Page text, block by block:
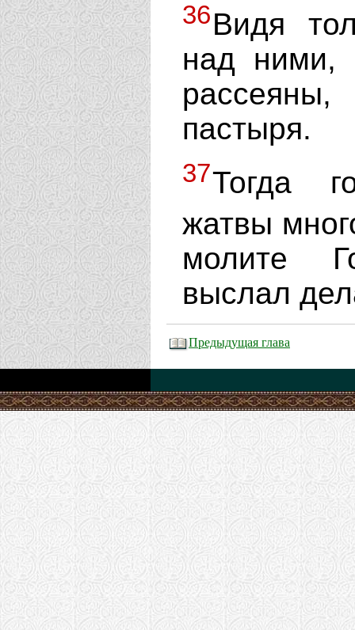
36Видя
над ними,
пастыря.
37Тогда
жатвы
молите
выслал
Предыдущая глава